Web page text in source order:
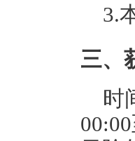
3.
三、
时